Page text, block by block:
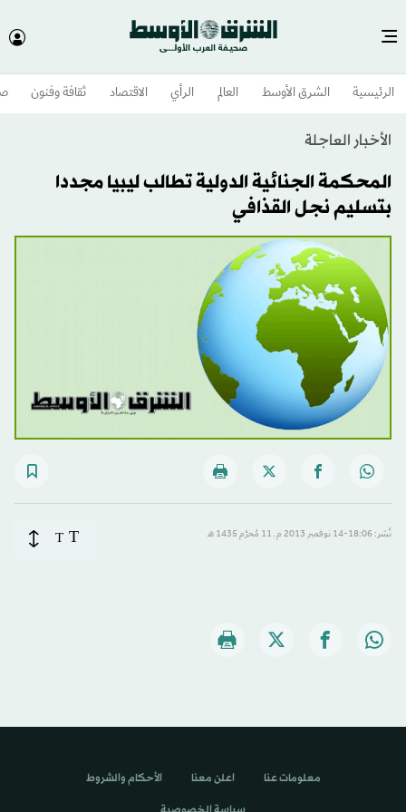
الرئيسية الشرق الأوسط​ العالم الرأي الاقتصاد ثقافة وفنون
الأخبار العاجلة
المحكمة الجنائية الدولية تطالب ليبيا مجددا
بتسليم نجل القذافي
نُشر: 18:06-14 نوفمبر 2013 م ـ 11 مُحرَّم 1435 هـ T
T
معلومات عنا اعلن معنا الأحكام والشروط